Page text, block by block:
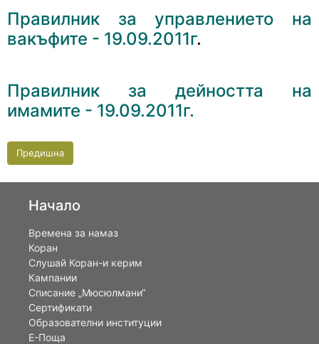
Правилник за управлението на
вакъфите - 19.09.2011г.
Правилник за дейността на
имамите - 19.09.2011г.
Предишна
Начало
Времена за намаз
Коран
Слушай Коран-и керим
Кампании
Списание „Мюсюлмани“
Сертификати
Образователни институции
Е-Поща